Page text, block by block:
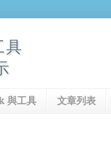
具
與工具 文章列表